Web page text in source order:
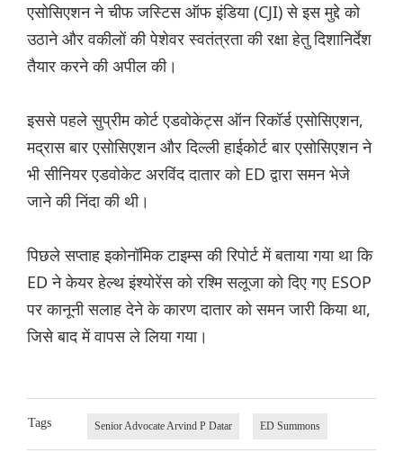
एसोसिएशन ने चीफ जस्टिस ऑफ इंडिया (CJI) से इस मुद्दे को
उठाने और वकीलों की पेशेवर स्वतंत्रता की रक्षा हेतु दिशानिर्देश
तैयार करने की अपील की।
इससे पहले सुप्रीम कोर्ट एडवोकेट्स ऑन रिकॉर्ड एसोसिएशन,
मद्रास बार एसोसिएशन और दिल्ली हाईकोर्ट बार एसोसिएशन ने
भी सीनियर एडवोकेट अरविंद दातार को ED द्वारा समन भेजे
जाने की निंदा की थी।
पिछले सप्ताह इकोनॉमिक टाइम्स की रिपोर्ट में बताया गया था कि
ED ने केयर हेल्थ इंश्योरेंस को रश्मि सलूजा को दिए गए ESOP
पर कानूनी सलाह देने के कारण दातार को समन जारी किया था,
जिसे बाद में वापस ले लिया गया।
Tags Senior Advocate Arvind P Datar ED Summons